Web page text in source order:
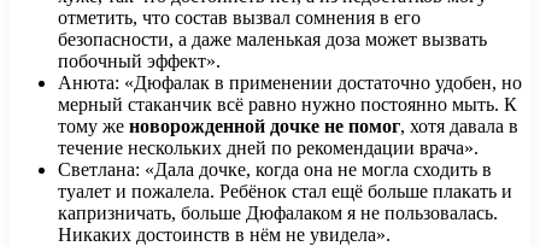
отметить, что состав вызвал сомнения в его
безопасности, а даже маленькая доза может вызвать
побочный эффект».
Анюта: «Дюфалак в применении достаточно удобен, но
мерный стаканчик всё равно нужно постоянно мыть. К
тому же новорожденной дочке не помог, хотя давала в
течение нескольких дней по рекомендации врача».
Светлана: «Дала дочке, когда она не могла сходить в
туалет и пожалела. Ребёнок стал ещё больше плакать и
капризничать, больше Дюфалаком я не пользовалась.
Никаких достоинств в нём не увидела».